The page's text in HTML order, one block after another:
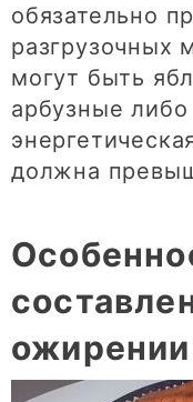
обязательно
разгрузочных
могут быть
арбузные
должна
ожирении